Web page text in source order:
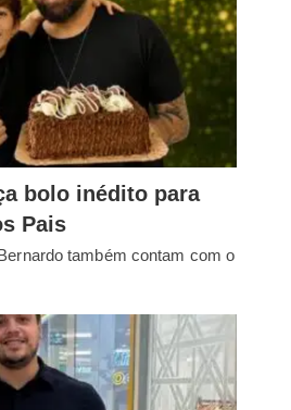
bolo inédito para
Pais
também contam com o